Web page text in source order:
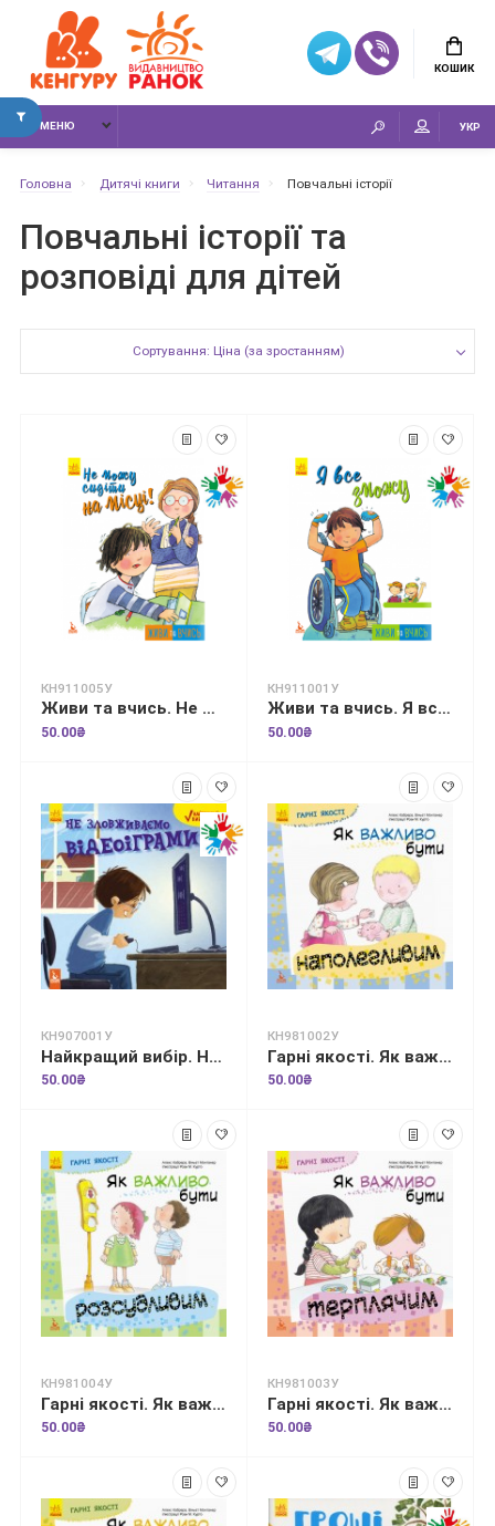
КОШИК
МЕНЮ УКР
Головна Дитячі книги Читання Повчальні історії
Повчальні історії та
розповіді для дітей
Сортування: Ціна (за зростанням)
КН911005У
Живи та вчись. Не можу сидіти на місці
50.00₴
КН911001У
Живи та вчись. Я все зможу
50.00₴
КН907001У
Найкращий вибір. Не зловживаємо відеоіграми
50.00₴
КН981002У
Гарні якості. Як важливо бути наполегливим
50.00₴
КН981004У
Гарні якості. Як важливо бути розсудливим!
50.00₴
КН981003У
Гарні якості. Як важливо бути терплячим!
50.00₴